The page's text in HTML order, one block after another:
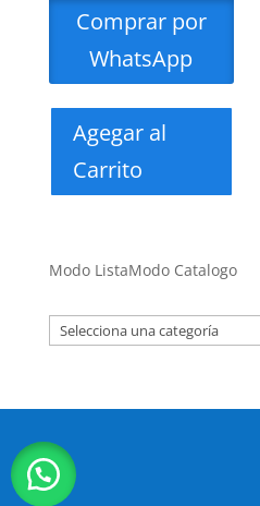
Comprar por
WhatsApp
Agegar al
Carrito
Modo ListaModo Catalogo
Selecciona
una